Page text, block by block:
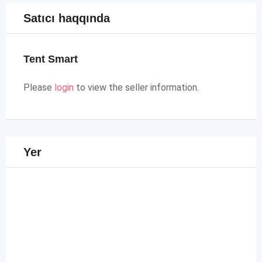
Satıcı haqqında
Tent Smart
Please login to view the seller information.
Yer